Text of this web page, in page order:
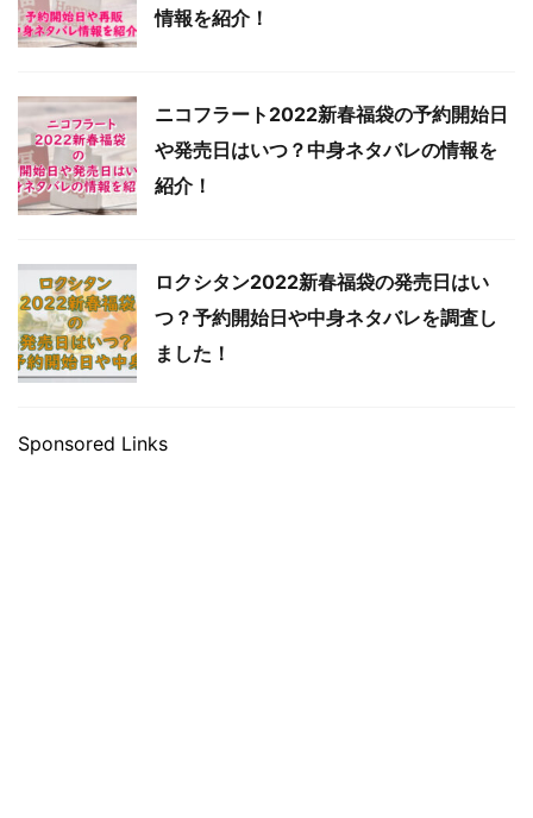
情報を紹介！
ニコフラート2022新春福袋の予約開始日
や発売日はいつ？中身ネタバレの情報を
紹介！
ロクシタン2022新春福袋の発売日はい
つ？予約開始日や中身ネタバレを調査し
ました！
Sponsored Links